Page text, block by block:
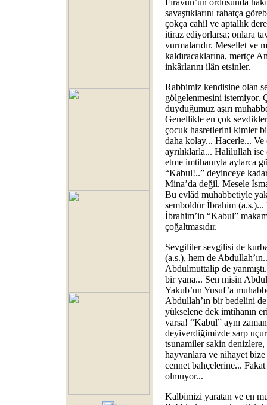
Firavun’un ordusunda
savaştıklarını rahatça
çokça cahil ve aptallık
itiraz ediyorlarsa; onlara
vurmalarıdır. Mesellet ve
kaldıracaklarına, mertçe
inkârlarını ilân etsinler.
Rabbimiz kendisine olan
gölgelenmesini istemiyor.
duyduğumuz aşırı
Genellikle en çok
çocuk hasretlerini kimler
daha kolay... Hacerle...
ayrılıklarla... Halilullah
etme imtihanıyla aylarca
“Kabul!..” deyinceye
Mina’da değil. Mesele
Bu evlâd muhabbetiyle
semboldür İbrahim (a.s.)...
İbrahim’in “Kabul”
çoğaltmasıdır.
Sevgililer sevgilisi de
(a.s.), hem de
Abdulmuttalip de
bir yana... Sen misin
Yakub’un Yusuf’a
Abdullah’ın bir bedelini
yükselene dek imtihanın
varsa! “Kabul” aynı
deyiverdiğimizde sarp
tsunamiler sakin
hayvanlara ve nihayet
cennet bahçelerine...
olmuyor...
Kalbimizi yaratan ve en